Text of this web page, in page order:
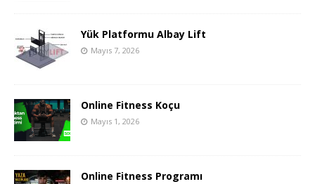
Yük Platformu Albay Lift
Mayıs 7, 2026
Online Fitness Koçu
Mayıs 1, 2026
Online Fitness Programı